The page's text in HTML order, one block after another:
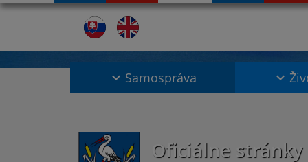
Samospráva
Oficiálne stránky